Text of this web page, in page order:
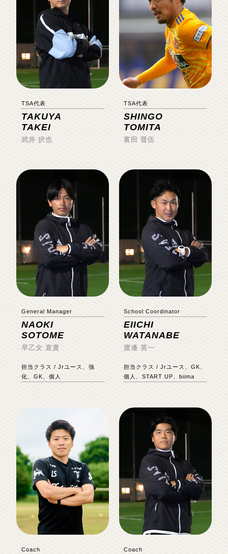
TSA代表
TAKUYA
TAKEI
武井 択也
TSA代表
SHINGO
TOMITA
富田 晋伍
General Manager
NAOKI
SOTOME
早乙女 直貴
担当クラス / Jrユース、強
化、GK、個人
School Coordinator
EIICHI
WATANABE
渡邊 英一
担当クラス / Jrユース、GK、
個人、START UP、biima
Coach Coach